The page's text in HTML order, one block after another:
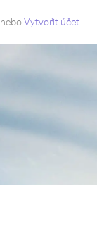
neboVytvořit účet